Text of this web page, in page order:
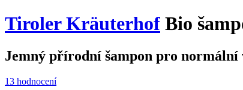
Tiroler Kräuterhof Bio
Jemný přírodní šampon pro normální
13 hodnocení